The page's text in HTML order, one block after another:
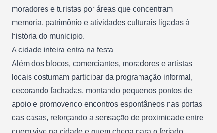
moradores e turistas por áreas que concentram
memória, patrimônio e atividades culturais ligadas à
história do município.
A cidade inteira entra na festa
Além dos blocos, comerciantes, moradores e artistas
locais costumam participar da programação informal,
decorando fachadas, montando pequenos pontos de
apoio e promovendo encontros espontâneos nas portas
das casas, reforçando a sensação de proximidade entre
quem vive na cidade e quem chega para o feriado.